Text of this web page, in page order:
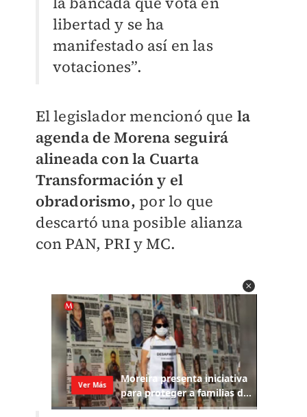
libertad y se ha
manifestado así en las
votaciones”.
El legislador mencionó que la
agenda de Morena seguirá
alineada con la Cuarta
Transformación y el
obradorismo, por lo que
descartó una posible alianza
con PAN, PRI y MC.